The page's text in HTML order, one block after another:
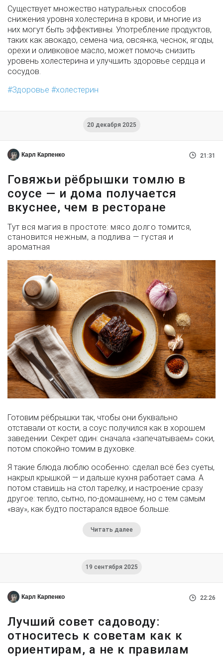
Существует множество натуральных способов
снижения уровня холестерина в крови, и многие из
них могут быть эффективны. Употребление продуктов,
таких как авокадо, семена чиа, овсянка, чеснок, ягоды,
орехи и оливковое масло, может помочь снизить
уровень холестерина и улучшить здоровье сердца и
сосудов.
Здоровье
холестерин
20 декабря 2025
Карл Карпенко 21:31
Говяжьи рёбрышки томлю в
соусе — и дома получается
вкуснее, чем в ресторане
Тут вся магия в простоте: мясо долго томится,
становится нежным, а подлива — густая и
ароматная
Готовим рёбрышки так, чтобы они буквально
отставали от кости, а соус получился как в хорошем
заведении. Секрет один: сначала «запечатываем» соки,
потом спокойно томим в духовке.
Я такие блюда люблю особенно: сделал всё без суеты,
накрыл крышкой — и дальше кухня работает сама. А
потом ставишь на стол тарелку, и настроение сразу
другое: тепло, сытно, по-домашнему, но с тем самым
«вау», как будто постарался вдвое больше.
Читать далее
19 сентября 2025
Карл Карпенко 22:26
Лучший совет садоводу:
относитесь к советам как к
ориентирам, а не к правилам